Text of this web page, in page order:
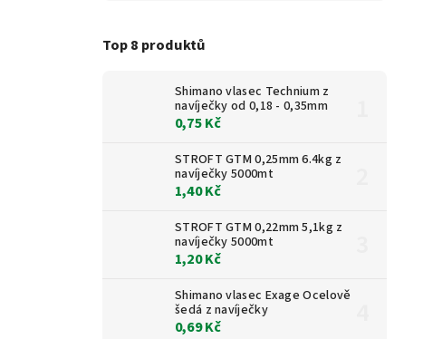
Top 8 produktů
Shimano vlasec Technium z
navíječky od 0,18 - 0,35mm
0,75 Kč
STROFT GTM 0,25mm 6.4kg z
navíječky 5000mt
1,40 Kč
STROFT GTM 0,22mm 5,1kg z
navíječky 5000mt
1,20 Kč
Shimano vlasec Exage Ocelově
šedá z navíječky
0,69 Kč